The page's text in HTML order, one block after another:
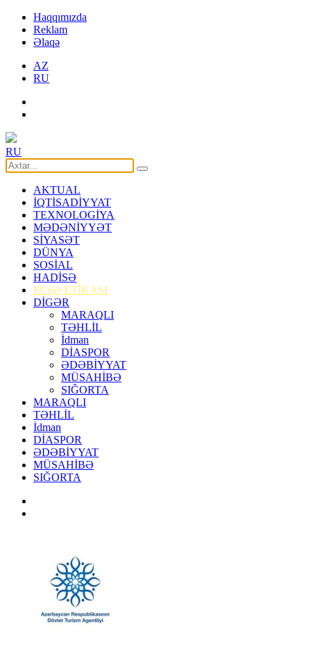
Haqqımızda
Reklam
Əlaqə
AZ
RU
RU
AKTUAL
İQTİSADİYYAT
TEXNOLOGİYA
MƏDƏNİYYƏT
SİYASƏT
DÜNYA
SOSİAL
HADİSƏ
PEŞƏ ETİKASI
DİGƏR
MARAQLI
TƏHLİL
İdman
DİASPOR
ƏDƏBİYYAT
MÜSAHİBƏ
SIĞORTA
MARAQLI
TƏHLİL
İdman
DİASPOR
ƏDƏBİYYAT
MÜSAHİBƏ
SIĞORTA